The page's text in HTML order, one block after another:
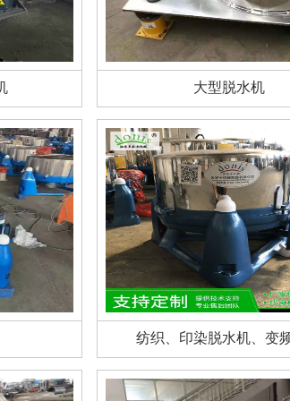
大型脱水机
纺织、印染脱水机、变